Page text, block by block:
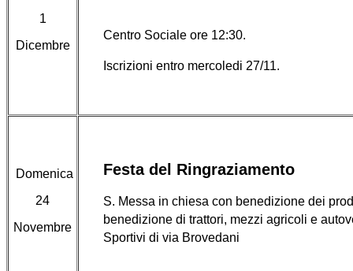
1
Dicembre
Centro Sociale ore 12:30.
Iscrizioni entro mercoledi 27/11.
Domenica
24
Novembre
Festa del Ringraziamento
S. Messa in chiesa con benedizione dei
benedizione di trattori, mezzi agricoli e
Sportivi di via Brovedani